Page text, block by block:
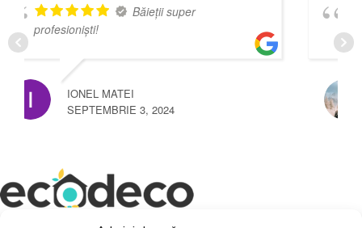
Băieții super
3, 2024
și pentru calitate !
CLAUDIA CEPOI
OCTOMBRIE 3,